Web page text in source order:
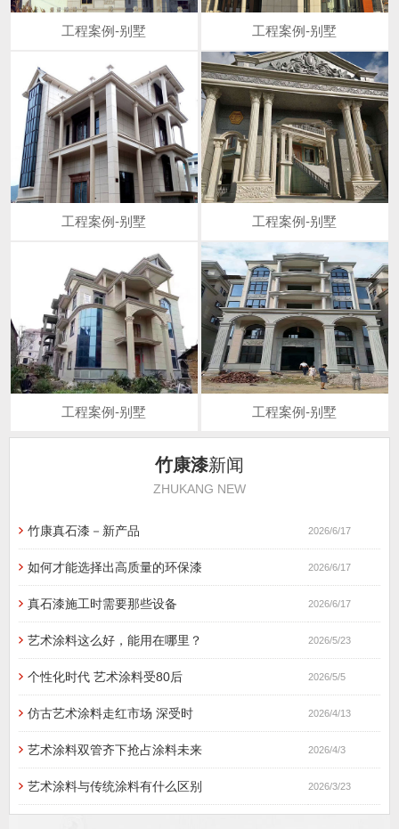
工程案例-别墅 工程案例-别墅
工程案例-别墅 工程案例-别墅
工程案例-别墅 工程案例-别墅
竹康漆新闻
ZHUKANG NEW
竹康真石漆－新产品 2026/6/17
如何才能选择出高质量的环保漆 2026/6/17
真石漆施工时需要那些设备 2026/6/17
艺术涂料这么好，能用在哪里？ 2026/5/23
个性化时代 艺术涂料受80后 2026/5/5
仿古艺术涂料走红市场 深受时 2026/4/13
艺术涂料双管齐下抢占涂料未来 2026/4/3
艺术涂料与传统涂料有什么区别 2026/3/23